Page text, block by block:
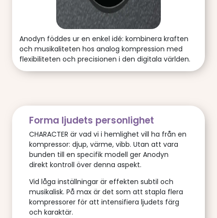
Anodyn föddes ur en enkel idé: kombinera kraften
och musikaliteten hos analog kompression med
flexibiliteten och precisionen i den digitala världen.
Forma ljudets personlighet
CHARACTER är vad vi i hemlighet vill ha från en
kompressor: djup, värme, vibb. Utan att vara
bunden till en specifik modell ger Anodyn
direkt kontroll över denna aspekt.
Vid låga inställningar är effekten subtil och
musikalisk. På max är det som att stapla flera
kompressorer för att intensifiera ljudets färg
och karaktär.